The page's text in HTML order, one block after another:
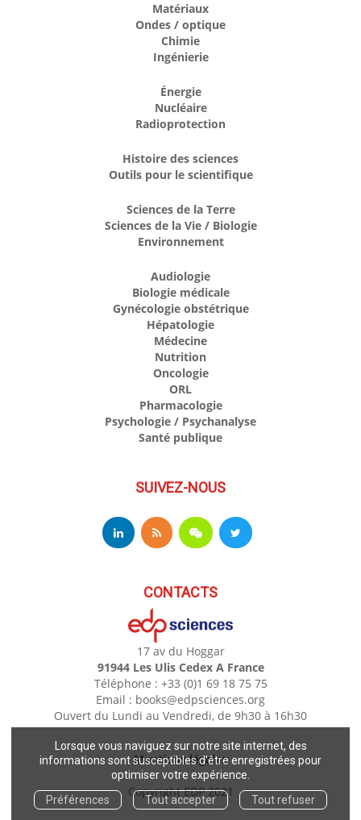
Lorsque vous naviguez sur notre site internet, des
informations sont susceptibles d'être enregistrées pour
optimiser votre expérience.
Préférences
Tout accepter Tout refuser
Matériaux
Ondes / optique
Chimie
Ingénierie
Énergie
Nucléaire
Radioprotection
Histoire des sciences
Outils pour le scientifique
Sciences de la Terre
Sciences de la Vie / Biologie
Environnement
Audiologie
Biologie médicale
Gynécologie obstétrique
Hépatologie
Médecine
Nutrition
Oncologie
ORL
Pharmacologie
Psychologie / Psychanalyse
Santé publique
SUIVEZ-NOUS
CONTACTS
17 av du Hoggar
91944 Les Ulis Cedex A France
Téléphone : +33 (0)1 69 18 75 75
Email : books@edpsciences.org
Ouvert du Lundi au Vendredi, de 9h30 à 16h30
Mentions légales
Copyright EDP 2021